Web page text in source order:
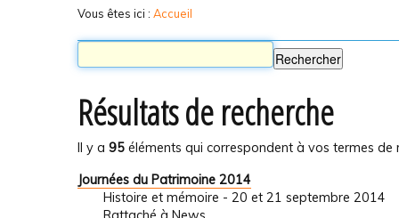
Vous êtes ici : Accueil
Résultats de recherche
Il y a 95 éléments qui correspondent à vos termes de
Journées du Patrimoine 2014
Histoire et mémoire - 20 et 21 septembre 2014